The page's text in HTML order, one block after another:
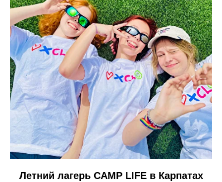
Летний лагерь CAMP LIFE в Карпатах